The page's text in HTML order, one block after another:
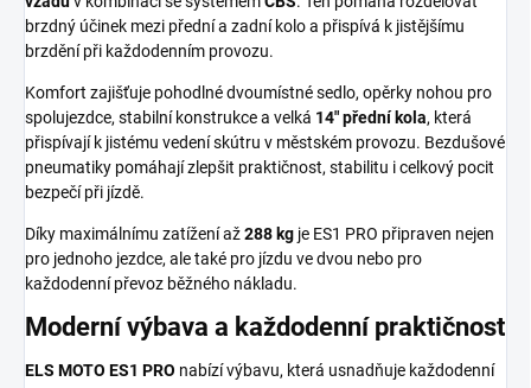
brzdný účinek mezi přední a zadní kolo a přispívá k jistějšímu
brzdění při každodenním provozu.
Komfort zajišťuje pohodlné dvoumístné sedlo, opěrky nohou pro
spolujezdce, stabilní konstrukce a velká 14" přední kola, která
přispívají k jistému vedení skútru v městském provozu. Bezdušové
pneumatiky pomáhají zlepšit praktičnost, stabilitu i celkový pocit
bezpečí při jízdě.
Díky maximálnímu zatížení až288 kg je ES1 PRO připraven nejen
pro jednoho jezdce, ale také pro jízdu ve dvou nebo pro
každodenní převoz běžného nákladu.
Moderní výbava a každodenní praktičnost
ELS MOTO ES1 PRO nabízí výbavu, která usnadňuje každodenní